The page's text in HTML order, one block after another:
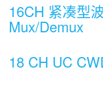
16CH 紧凑型
Mux/Demux
18 CH UC